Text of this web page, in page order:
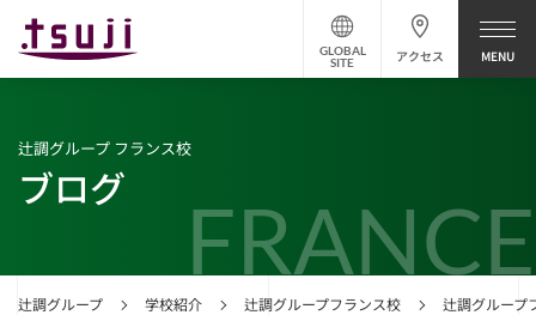
アクセス
GLOBAL
SITE
FRANCE
辻調グループ 学校紹介 辻調グループフランス校 辻調グループ
辻調グループ フランス校
ブログ